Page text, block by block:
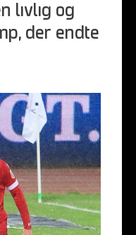
livlig og
der endte